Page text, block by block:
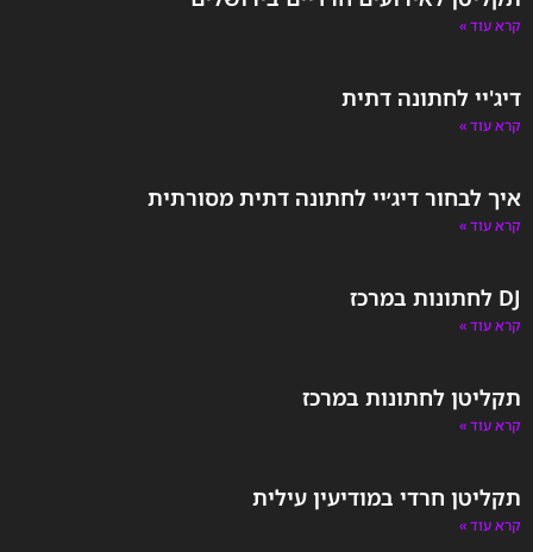
קרא עוד »
דיג'יי לחתונה דתית
קרא עוד »
איך לבחור דיג׳יי לחתונה דתית מסורתית
קרא עוד »
DJ לחתונות במרכז
קרא עוד »
תקליטן לחתונות במרכז
קרא עוד »
תקליטן חרדי במודיעין עילית
קרא עוד »